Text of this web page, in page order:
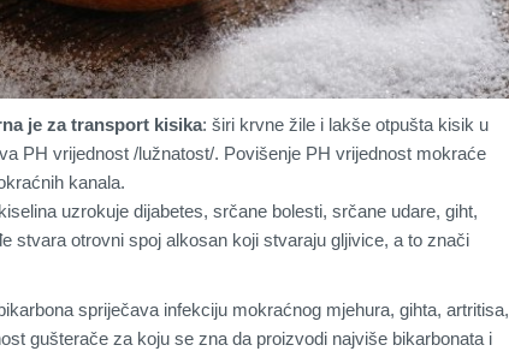
je za transport kisika: širi krvne žile i lakše otpušta kisik u
PH vrijednost /lužnatost/. Povišenje PH vrijednost mokraće
kanala.
uzrokuje dijabetes, srčane bolesti, srčane udare, giht,
stvara otrovni spoj alkosan koji stvaraju gljivice, a to znači
spriječava infekciju mokraćnog mjehura, gihta, artritisa,
gušterače za koju se zna da proizvodi najviše bikarbonata i